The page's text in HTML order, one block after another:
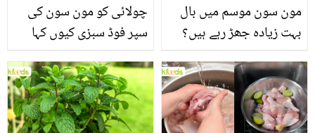
چولائی کو مون سون کی
سپر فوڈ سبزی کیوں کہا
منرلز اور اینٹی آکسیڈنٹس
سے بھرپور اس سبزی کے
فائدے
مون سون موسم میں بال
بہت زیادہ جھڑ رہے ہیں؟
بنانے کے چند قدرتی طریقے